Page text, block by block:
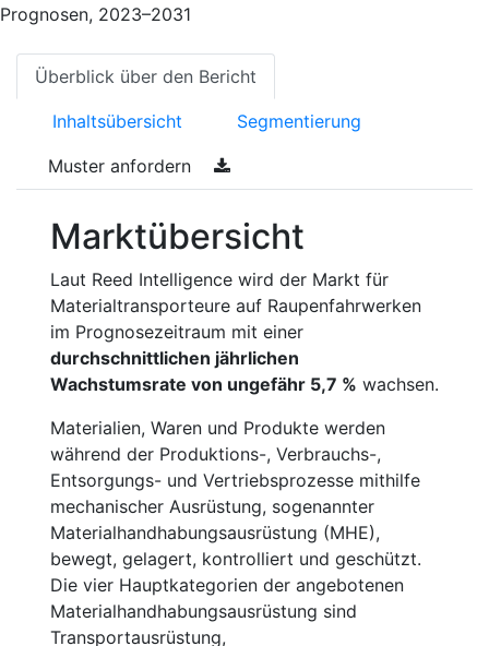
Prognosen, 2023–2031
Überblick über den Bericht
Inhaltsübersicht Segmentierung
Muster anfordern
Marktübersicht
Laut Reed Intelligence wird der Markt für
Materialtransporteure auf Raupenfahrwerken
im Prognosezeitraum mit einer
durchschnittlichen jährlichen
Wachstumsrate von ungefähr 5,7 % wachsen.
Materialien, Waren und Produkte werden
während der Produktions-, Verbrauchs-,
Entsorgungs- und Vertriebsprozesse mithilfe
mechanischer Ausrüstung, sogenannter
Materialhandhabungsausrüstung (MHE),
bewegt, gelagert, kontrolliert und geschützt.
Die vier Hauptkategorien der angebotenen
Materialhandhabungsausrüstung sind
Transportausrüstung,